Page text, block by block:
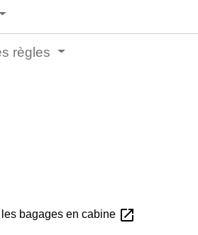
règles
bagages en cabine open_in_new